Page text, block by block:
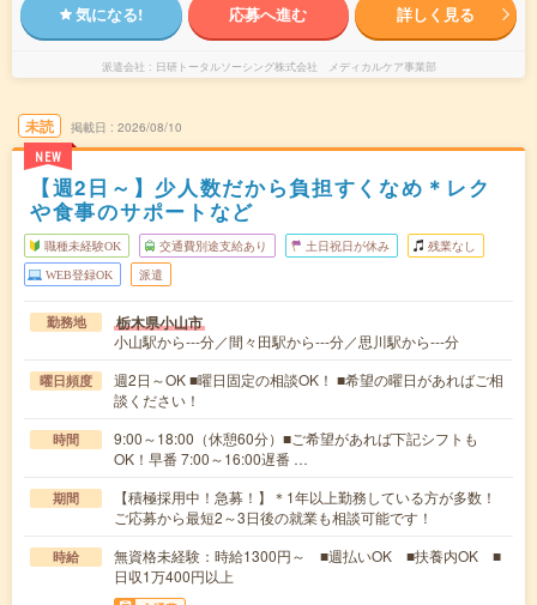
気になる! 応募へ進む 詳しく見る
派遣会社 日研トータルソーシング株式会社 メディカルケア事業部
未読
NEW
掲載日 2026/08/10
【週2日～】少人数だから負担すくなめ＊レク
や食事のサポートなど
職種未経験OK 交通費別途支給あり 土日祝日が休み 残業なし
WEB登録OK 派遣
勤務地 栃木県小山市
小山駅から---分／間々田駅から---分／思川駅から---分
曜日頻度
週2日～OK ■曜日固定の相談OK！ ■希望の曜日があればご相
談ください！
時間
9:00～18:00（休憩60分）■ご希望があれば下記シフトも
OK！早番 7:00～16:00遅番 …
期間
【積極採用中！急募！】＊1年以上勤務している方が多数！
ご応募から最短2～3日後の就業も相談可能です！
時給
無資格未経験：時給1300円～ ■週払いOK ■扶養内OK ■
日収1万400円以上